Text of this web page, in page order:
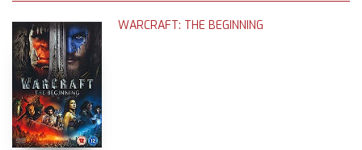
WARCRAFT: THE BEGINNING